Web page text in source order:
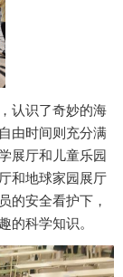
认识了奇妙的海
由时间则充分满
展厅和儿童乐园
和地球家园展厅
的安全看护下，
的科学知识。